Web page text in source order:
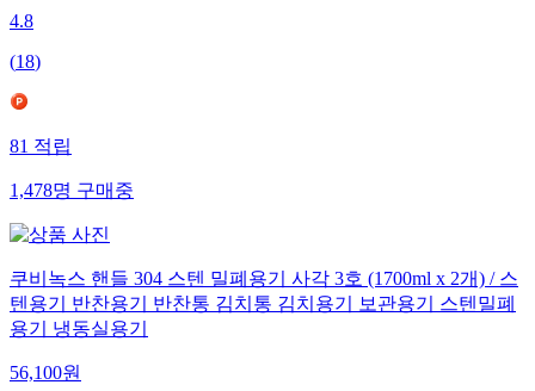
4.8
(18)
81적립
1,478명구매중
쿠비녹스 핸들 304 스텐 밀폐용기 사각 3호 (1700ml x 2개) / 스
텐용기 반찬용기 반찬통 김치통 김치용기 보관용기 스텐밀폐
용기 냉동실용기
56,100원